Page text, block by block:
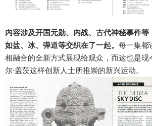
内容涉及开国元勋、内战、古代神秘事件
如盐、冰、弹道等交织在了一起。 每一集都
相融合的全新方式展现给观众，而这也是现
尔·盖茨这样创新人士所推崇的新兴运动。